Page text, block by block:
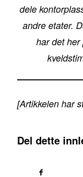
dele
andre etater.
har det
[Artikkelen har
Del dette